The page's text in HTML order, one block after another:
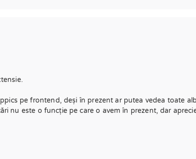
pe frontend, deși în prezent ar putea vedea toate
nu este o funcție pe care o avem în prezent, dar